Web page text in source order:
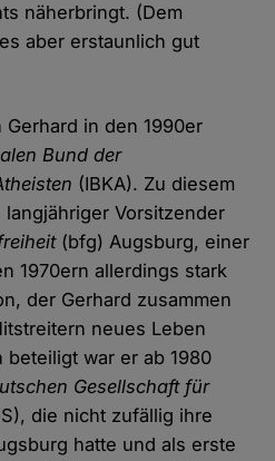
näherbringt. (Dem
aber erstaunlich gut
in den 1990er
Bund der
(IBKA). Zu diesem
Vorsitzender
(bfg) Augsburg, einer
1970ern allerdings stark
der Gerhard zusammen
neues Leben
war er ab 1980
Gesellschaft für
die nicht zufällig ihre
hatte und als erste